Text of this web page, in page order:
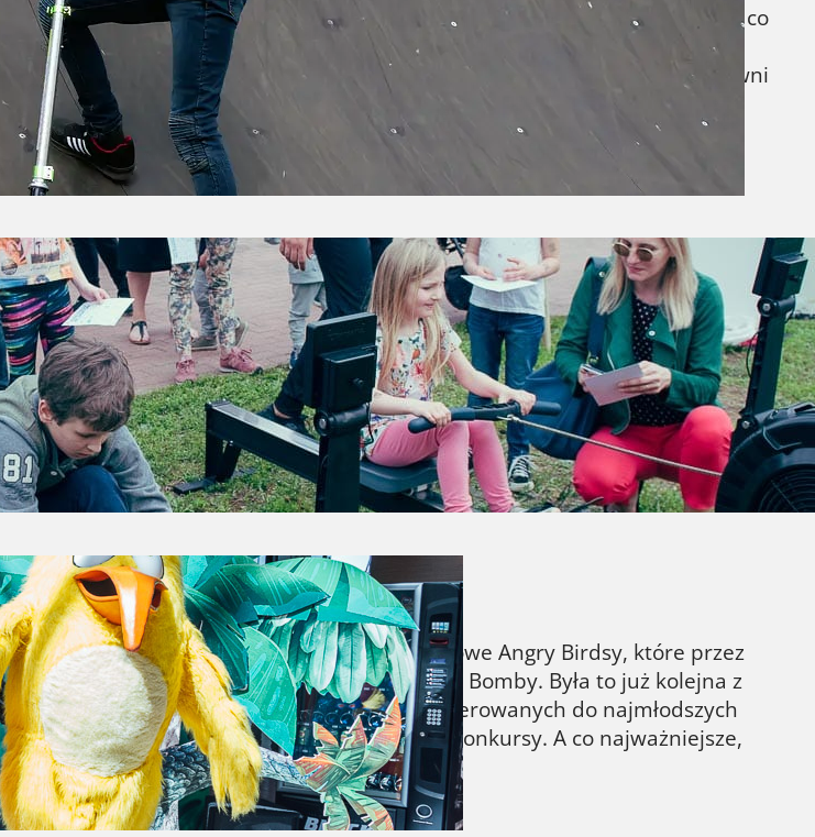
się Dzień Dziecka, urodziny czy też inną okazję? Chciałbyś kupić coś, co
fizycznej, jak również dostarczy radosnej zabawy? Chcesz mieć
będzie w pełni trafiony? Hulajnoga dla dzieci to strzał w dziesiątkę! Zapewni
i zabawy, pozwoli na prozdrowotną aktywność oraz…
w Olivia Business Centre
zdecydowanie zaliczamy do tych najbardziej sportowych w Trójmieście.
klubu GKS Stoczniowiec Gdańsk, Szkoły Podstawowej nr 35 i Olivia
na Sportowo był wyśmienitą okazją, aby poznać zawodowy sport od
bawiły się gwiazdy, oklaskiwane przez kibiców popularnych dyscyplin
W CH OSOWA
Handlowego Osowa przyleciały odlotowe Angry Birdsy, które przez
świat wściekłych ptaków: Reda, Chucka i Bomby. Była to już kolejna z
do popularnych tytułów filmowych, skierowanych do najmłodszych
pojawiły się liczne atrakcje, gry, zabawy, konkursy. A co najważniejsze,